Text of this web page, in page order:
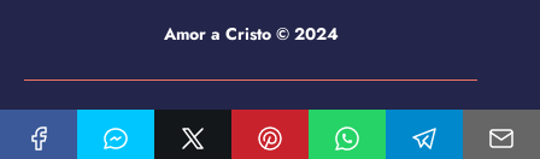
Amor a Cristo © 2024